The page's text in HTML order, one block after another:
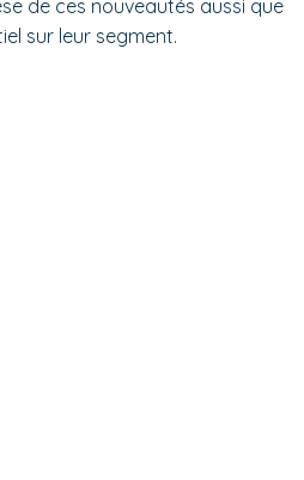
de ces nouveautés aussi que
sur leur segment.